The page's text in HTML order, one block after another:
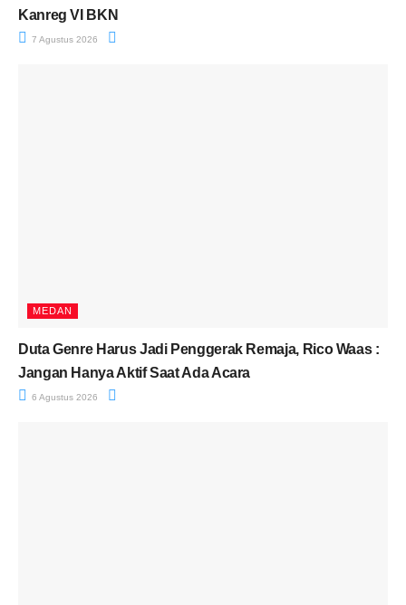
Kanreg VI BKN
7 Agustus 2026
MEDAN
Duta Genre Harus Jadi Penggerak Remaja, Rico Waas :
Jangan Hanya Aktif Saat Ada Acara
6 Agustus 2026